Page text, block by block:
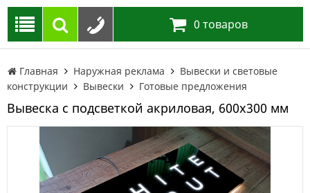
0 товаров
Главная Наружная реклама
Вывески и световые
конструкции
Вывески Готовые предложения
Вывеска с подсветкой акриловая, 600х300 мм